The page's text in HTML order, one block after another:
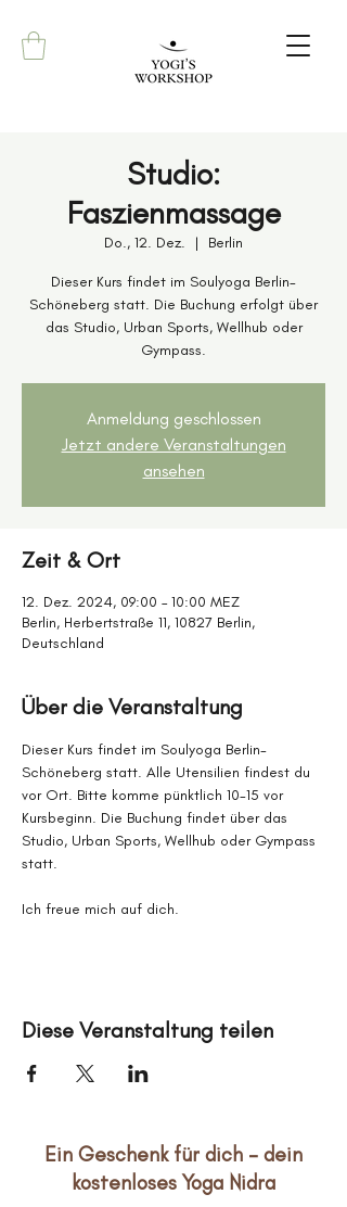
Studio:
Faszienmassage
Do., 12. Dez.
  |
Berlin
Dieser Kurs findet im Soulyoga Berlin-
Schöneberg statt. Die Buchung erfolgt über
das Studio, Urban Sports, Wellhub oder
Gympass.
Anmeldung geschlossen
Jetzt andere Veranstaltungen
ansehen
Zeit & Ort
12. Dez. 2024, 09:00 – 10:00 MEZ
Berlin, Herbertstraße 11, 10827 Berlin,
Deutschland
Über die Veranstaltung
Dieser Kurs findet im Soulyoga Berlin-
Schöneberg statt. Alle Utensilien findest du
vor Ort. Bitte komme pünktlich 10-15 vor
Kursbeginn. Die Buchung findet über das
Studio, Urban Sports, Wellhub oder Gympass
statt.
Ich freue mich auf dich.
Diese Veranstaltung teilen
Ein Geschenk für dich – dein
kostenloses Yoga Nidra